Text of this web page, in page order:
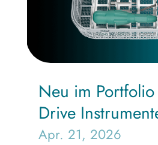
Neu im
Drive
Apr. 21, 2026